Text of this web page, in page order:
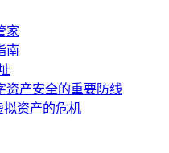
家
南
资产安全的重要防线
拟资产的危机